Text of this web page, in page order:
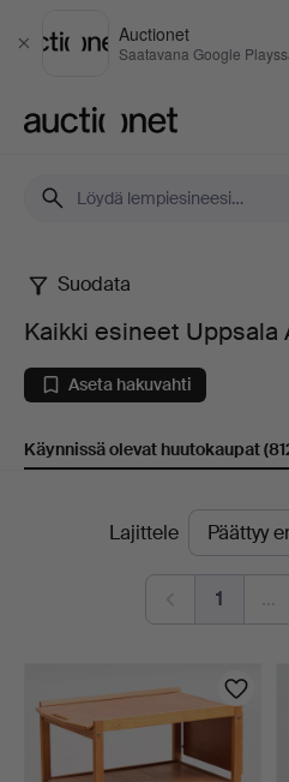
Sulje
Auctionet
Saatavana Google
Kaikki
esineet
Uppsala
Suodata
Kaikki esineet Uppsala
Aseta hakuvahti
Käynnissä olevat huutokaupat
Käynnissä
huutokaupat
Lajittele
1 …